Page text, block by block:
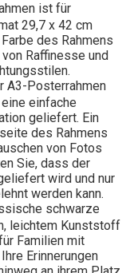
ist für
29,7 x 42 cm
des Rahmens
Raffinesse und
A3-Posterrahmen
einfache
geliefert. Ein
des Rahmens
von Fotos
Sie, dass der
wird und nur
werden kann.
schwarze
leichtem Kunststoff
Familien mit
Erinnerungen